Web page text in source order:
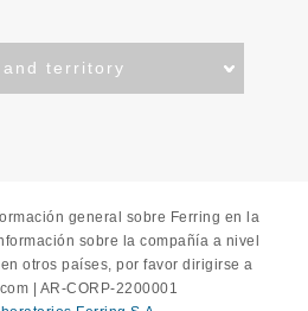
general sobre Ferring en la
sobre la compañía a nivel
otros países, por favor dirigirse a
| AR-CORP-2200001